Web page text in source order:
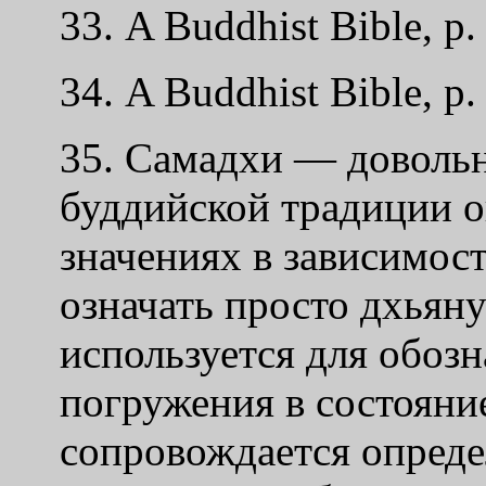
33. A Buddhist Bible, p.
34. A Buddhist Bible, p.
35. Самадхи —
буддийской традиции
значениях в
означать просто
используется для
погружения в
сопровождается